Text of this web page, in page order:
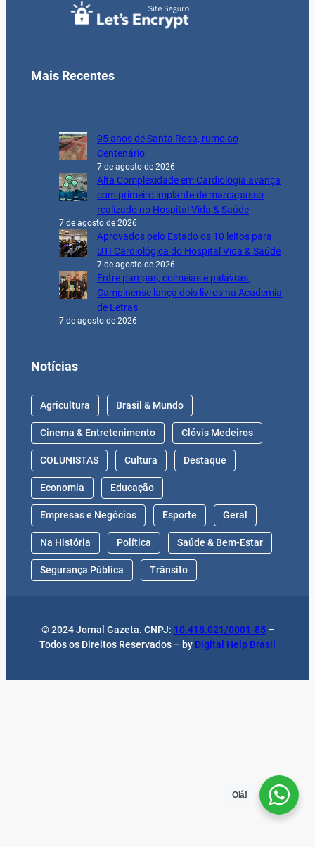
Mais Recentes
95 anos de Santa Rosa, rumo ao
Centenário
7 de agosto de 2026
Alta Complexidade em Cardiologia avança
com primeiro implante de marcapasso
realizado no Hospital Vida & Saúde
7 de agosto de 2026
Aprovados pelo Estado os 10 leitos para
UTI Cardiológica do Hospital Vida & Saúde
7 de agosto de 2026
Entre pampas, colmeias e palavras:
Campinense lança dois livros na Academia
de Letras
7 de agosto de 2026
Notícias
Agricultura Brasil & Mundo
Cinema & Entretenimento Clóvis Medeiros
COLUNISTAS Cultura Destaque
Economia Educação
Empresas e Negócios Esporte Geral
Na História Política Saúde & Bem-Estar
Segurança Pública Trânsito
© 2024 Jornal Gazeta. CNPJ: 10.418.021/0001-85–
Todos os Direitos Reservados – by Digital Help Brasil
Olá!